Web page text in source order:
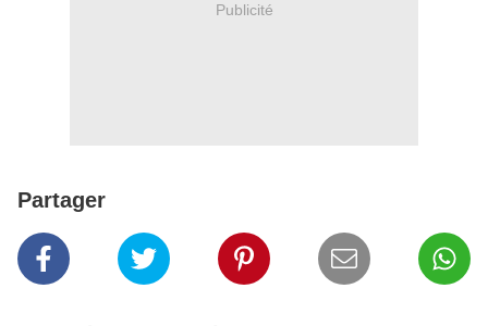
Publicité
Partager